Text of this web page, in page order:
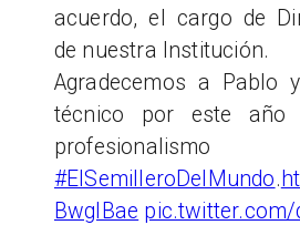
acuerdo, el cargo de
de nuestra Institución.
Agradecemos a Pablo
técnico por este
#ElSemilleroDelMundo.
BwglBae pic.twitter.com/